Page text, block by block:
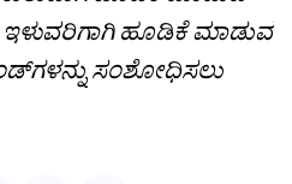
ಇಳುವರಿಗಾಗಿ ಹೂಡಿಕೆ ಮಾಡುವ
ಸಂಶೋಧಿಸಲು